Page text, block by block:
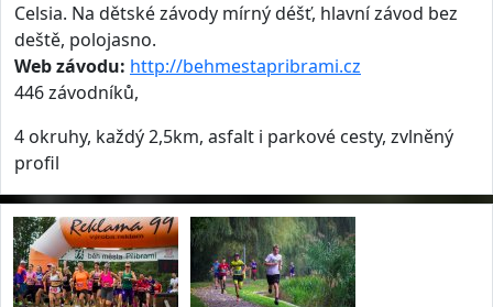
Celsia. Na dětské závody mírný déšť, hlavní závod bez
deště, polojasno.
Web závodu: http://behmestapribrami.cz
446 závodníků,
4 okruhy, každý 2,5km, asfalt i parkové cesty, zvlněný
profil